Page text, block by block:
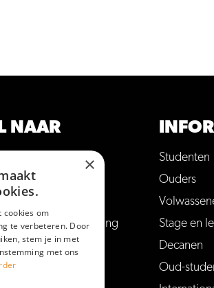
NAAR
voor een opleiding
en vrije dagen
vragen
Studenten
Ouders
Stage en
Decanen
Oud-
×
cookies om
te verbeteren. Door
stem je in met
met ons